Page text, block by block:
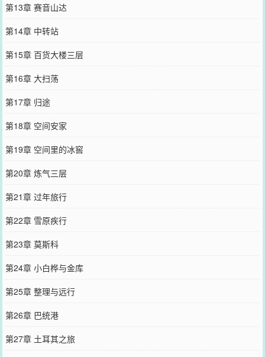
第13章 赛音山达
第14章 中转站
第15章 百货大楼三层
第16章 大扫荡
第17章 归途
第18章 空间安家
第19章 空间里的冰窖
第20章 炼气三层
第21章 过年旅行
第22章 雪原疾行
第23章 莫斯科
第24章 小白桦与金库
第25章 整理与远行
第26章 巴统港
第27章 土耳其之旅